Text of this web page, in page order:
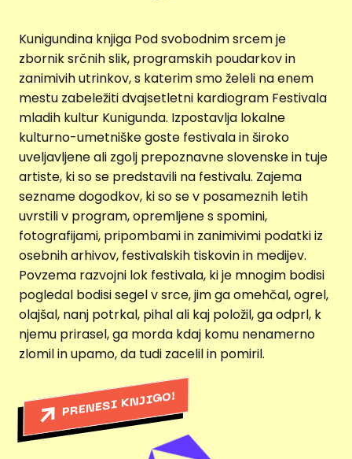
Kunigundina knjiga Pod svobodnim srcem je
zbornik srčnih slik, programskih poudarkov in
zanimivih utrinkov, s katerim smo želeli na enem
mestu zabeležiti dvajsetletni kardiogram Festivala
mladih kultur Kunigunda. Izpostavlja lokalne
kulturno-umetniške goste festivala in široko
uveljavljene ali zgolj prepoznavne slovenske in tuje
artiste, ki so se predstavili na festivalu. Zajema
sezname dogodkov, ki so se v posameznih letih
uvrstili v program, opremljene s spomini,
fotografijami, pripombami in zanimivimi podatki iz
osebnih arhivov, festivalskih tiskovin in medijev.
Povzema razvojni lok festivala, ki je mnogim bodisi
pogledal bodisi segel v srce, jim ga omehčal, ogrel,
olajšal, nanj potrkal, pihal ali kaj položil, ga odprl, k
njemu prirasel, ga morda kdaj komu nenamerno
zlomil in upamo, da tudi zacelil in pomiril.
PRENESI KNJIGO!